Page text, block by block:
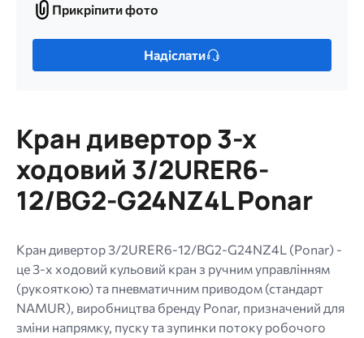
Прикріпити
фото
Прикріпити фото
Лише
МБ.
Дозволені
типи:
gif
jpg
png.
Надіслати
Кран дивертор 3-х
ходовий 3/2URER6-
12/BG2-G24NZ4L Ponar
Кран дивертор 3/2URER6-12/BG2-G24NZ4L (Ponar) -
це 3-х ходовий кульовий кран з ручним управлінням
(рукояткою) та пневматичним приводом (стандарт
NAMUR), виробництва бренду Ponar, призначений для
зміни напрямку, пуску та зупинки потоку робочого